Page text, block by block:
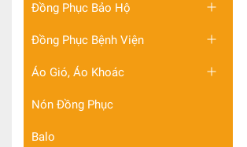
Đồng Phục Bảo Hộ
Đồng Phục Bệnh Viện
Áo Gió, Áo Khoác
Nón Đồng Phục
Balo